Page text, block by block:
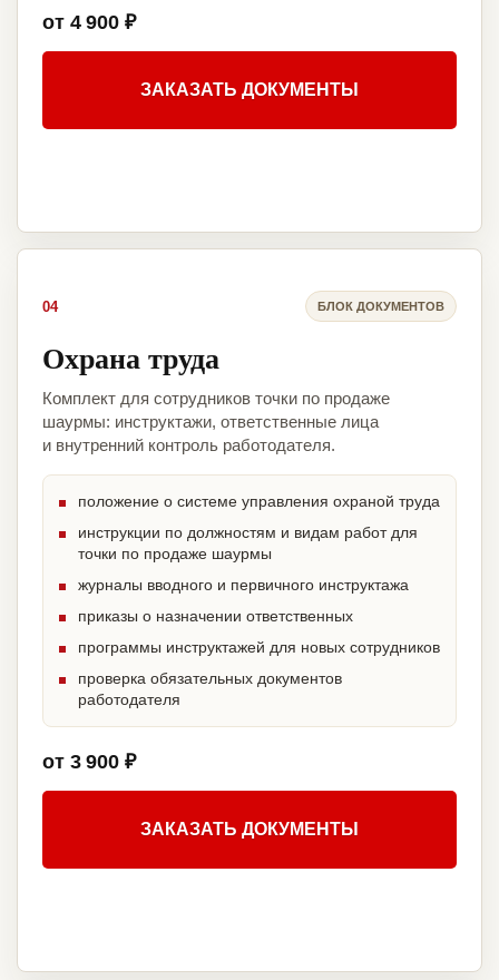
от 4 900 ₽
ЗАКАЗАТЬ ДОКУМЕНТЫ
04 БЛОК ДОКУМЕНТОВ
Охрана труда
Комплект для сотрудников точки по продаже
шаурмы: инструктажи, ответственные лица
и внутренний контроль работодателя.
положение о системе управления охраной труда
инструкции по должностям и видам работ для
точки по продаже шаурмы
журналы вводного и первичного инструктажа
приказы о назначении ответственных
программы инструктажей для новых сотрудников
проверка обязательных документов
работодателя
от 3 900 ₽
ЗАКАЗАТЬ ДОКУМЕНТЫ